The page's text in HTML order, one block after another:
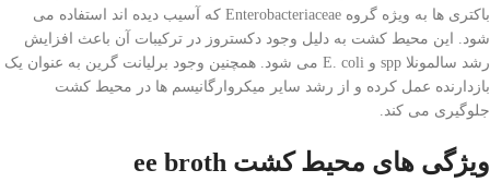
باکتری ها به ویژه گروه Enterobacteriaceae که آسیب دیده اند استفاده می
شود. این محیط کشت به دلیل وجود دکستروز در ترکیبات آن باعث افزایش
رشد سالمونلا spp و E. coli می شود. همچنین وجود برلیانت گرین به عنوان یک
بازدارنده عمل کرده و از رشد سایر میکروارگانیسم ها در محیط کشت
جلوگیری می کند.
ویژگی های محیط کشت ee broth